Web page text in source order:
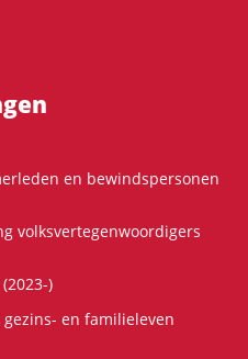
en bewindspersonen
volksvertegenwoordigers
)
en familieleven